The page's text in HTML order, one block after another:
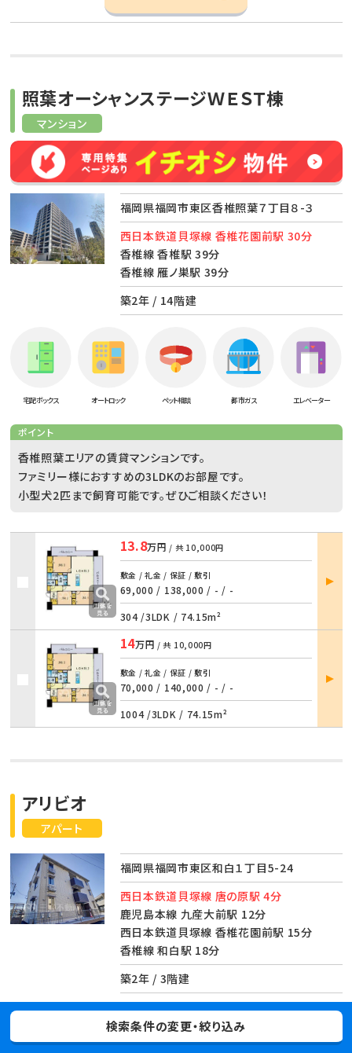
マンション
照葉オーシャンステージＷＥＳＴ棟
福岡県福岡市東区香椎照葉７丁目８-３
西日本鉄道貝塚線 香椎花園前駅 30分
香椎線 香椎駅 39分
香椎線 雁ノ巣駅 39分
築2年 / 14階建
宅配ボックス オートロック ペット相談 都市ガス エレベーター
ポイント
香椎照葉エリアの賃貸マンションです。
ファミリー様におすすめの3LDKのお部屋です。
小型犬2匹まで飼育可能です。ぜひご相談ください！
13.8万円 / 共 10,000円
敷金 / 礼金 / 保証 / 敷引
69,000 / 138,000 / - / -
304 /3LDK / 74.15m²
部屋
詳細
14万円 / 共 10,000円
敷金 / 礼金 / 保証 / 敷引
70,000 / 140,000 / - / -
1004 /3LDK / 74.15m²
部屋
詳細
アパート
アリビオ
福岡県福岡市東区和白１丁目5-24
西日本鉄道貝塚線 唐の原駅 4分
鹿児島本線 九産大前駅 12分
西日本鉄道貝塚線 香椎花園前駅 15分
香椎線 和白駅 18分
築2年 / 3階建
検索条件の変更・絞り込み